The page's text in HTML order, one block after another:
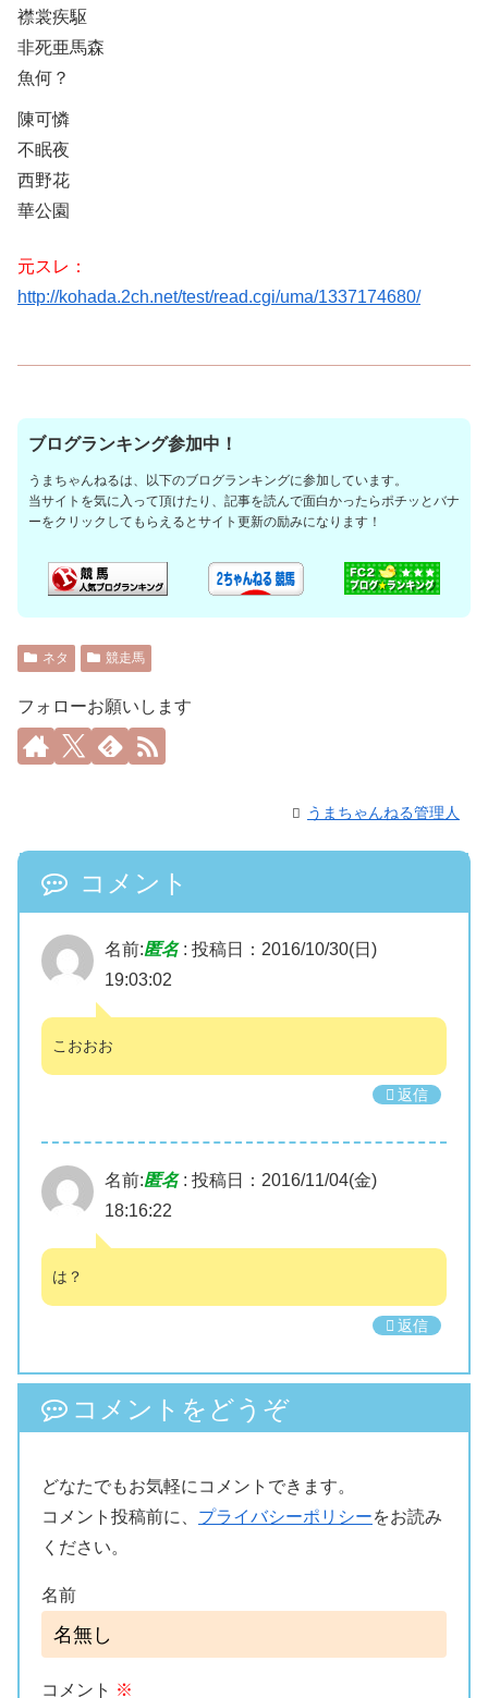
襟裳疾駆
非死亜馬森
魚何？
陳可憐
不眠夜
西野花
華公園
元スレ：
http://kohada.2ch.net/test/read.cgi/uma/1337174680/
ブログランキング参加中！
うまちゃんねるは、以下のブログランキングに参加しています。
当サイトを気に入って頂けたり、記事を読んで面白かったらポチッとバナ
ーをクリックしてもらえるとサイト更新の励みになります！
ネタ 競走馬
フォローお願いします
うまちゃんねる管理人
コメント
名前:匿名: 投稿日：2016/10/30(日)
19:03:02
こおおお
返信
名前:匿名: 投稿日：2016/11/04(金)
18:16:22
は？
返信
コメントをどうぞ
どなたでもお気軽にコメントできます。
コメント投稿前に、 プライバシーポリシーをお読み
ください。
名前
コメント ※